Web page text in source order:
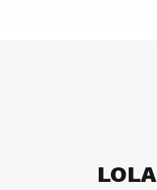
LOLA